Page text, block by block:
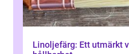
Linoljefärg: Ett utmärkt